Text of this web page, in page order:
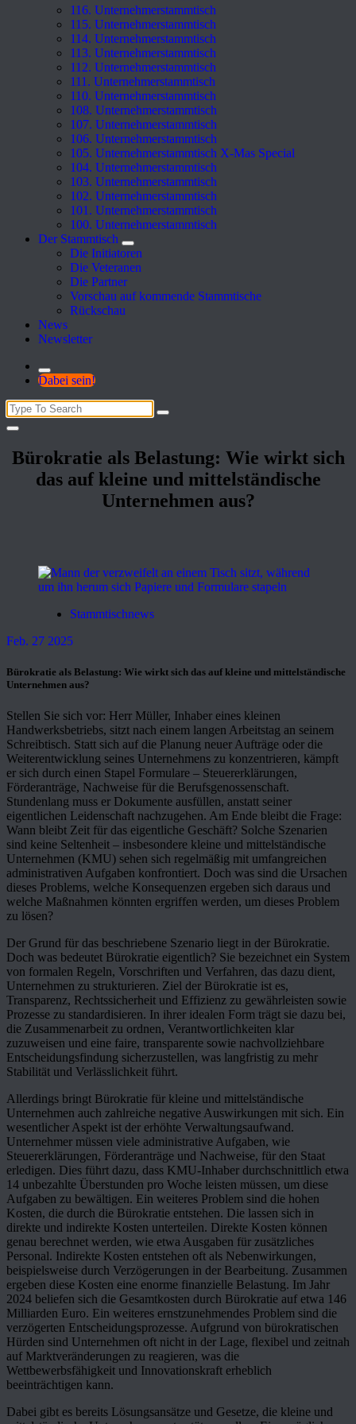
116. Unternehmerstammtisch
115. Unternehmerstammtisch
114. Unternehmerstammtisch
113. Unternehmerstammtisch
112. Unternehmerstammtisch
111. Unternehmerstammtisch
110. Unternehmerstammtisch
108. Unternehmerstammtisch
107. Unternehmerstammtisch
106. Unternehmerstammtisch
105. Unternehmerstammtisch X-Mas Special
104. Unternehmerstammtisch
103. Unternehmerstammtisch
102. Unternehmerstammtisch
101. Unternehmerstammtisch
100. Unternehmerstammtisch
Der Stammtisch
Die Initiatoren
Die Veteranen
Die Partner
Vorschau auf kommende Stammtische
Rückschau
News
Newsletter
Dabei sein!
Search
for:
Bürokratie als Belastung: Wie wirkt sich
das auf kleine und mittelständische
Unternehmen aus?
Stammtischnews
Feb. 27 2025
Bürokratie als Belastung: Wie wirkt sich das auf kleine und mittelständische
Unternehmen aus?
Stellen Sie sich vor: Herr Müller, Inhaber eines kleinen
Handwerksbetriebs, sitzt nach einem langen Arbeitstag an seinem
Schreibtisch. Statt sich auf die Planung neuer Aufträge oder die
Weiterentwicklung seines Unternehmens zu konzentrieren, kämpft
er sich durch einen Stapel Formulare – Steuererklärungen,
Förderanträge, Nachweise für die Berufsgenossenschaft.
Stundenlang muss er Dokumente ausfüllen, anstatt seiner
eigentlichen Leidenschaft nachzugehen. Am Ende bleibt die Frage:
Wann bleibt Zeit für das eigentliche Geschäft? Solche Szenarien
sind keine Seltenheit – insbesondere kleine und mittelständische
Unternehmen (KMU) sehen sich regelmäßig mit umfangreichen
administrativen Aufgaben konfrontiert. Doch was sind die Ursachen
dieses Problems, welche Konsequenzen ergeben sich daraus und
welche Maßnahmen könnten ergriffen werden, um dieses Problem
zu lösen?
Der Grund für das beschriebene Szenario liegt in der Bürokratie.
Doch was bedeutet Bürokratie eigentlich? Sie bezeichnet ein System
von formalen Regeln, Vorschriften und Verfahren, das dazu dient,
Unternehmen zu strukturieren. Ziel der Bürokratie ist es,
Transparenz, Rechtssicherheit und Effizienz zu gewährleisten sowie
Prozesse zu standardisieren. In ihrer idealen Form trägt sie dazu bei,
die Zusammenarbeit zu ordnen, Verantwortlichkeiten klar
zuzuweisen und eine faire, transparente sowie nachvollziehbare
Entscheidungsfindung sicherzustellen, was langfristig zu mehr
Stabilität und Verlässlichkeit führt.
Allerdings bringt Bürokratie für kleine und mittelständische
Unternehmen auch zahlreiche negative Auswirkungen mit sich. Ein
wesentlicher Aspekt ist der erhöhte Verwaltungsaufwand.
Unternehmer müssen viele administrative Aufgaben, wie
Steuererklärungen, Förderanträge und Nachweise, für den Staat
erledigen. Dies führt dazu, dass KMU-Inhaber durchschnittlich etwa
14 unbezahlte Überstunden pro Woche leisten müssen, um diese
Aufgaben zu bewältigen. Ein weiteres Problem sind die hohen
Kosten, die durch die Bürokratie entstehen. Die lassen sich in
direkte und indirekte Kosten unterteilen. Direkte Kosten können
genau berechnet werden, wie etwa Ausgaben für zusätzliches
Personal. Indirekte Kosten entstehen oft als Nebenwirkungen,
beispielsweise durch Verzögerungen in der Bearbeitung. Zusammen
ergeben diese Kosten eine enorme finanzielle Belastung. Im Jahr
2024 beliefen sich die Gesamtkosten durch Bürokratie auf etwa 146
Milliarden Euro. Ein weiteres ernstzunehmendes Problem sind die
verzögerten Entscheidungsprozesse. Aufgrund von bürokratischen
Hürden sind Unternehmen oft nicht in der Lage, flexibel und zeitnah
auf Marktveränderungen zu reagieren, was die
Wettbewerbsfähigkeit und Innovationskraft erheblich
beeinträchtigen kann.
Dabei gibt es bereits Lösungsansätze und Gesetze, die kleine und